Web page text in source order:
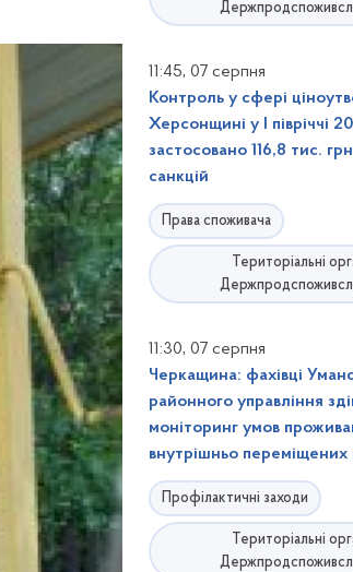
11:45, 07 серпня
Контроль у сфері
Херсонщині у І півріччі
застосовано 116,8 тис.
санкцій
Права споживача
Територіальні
11:30, 07 серпня
Черкащина: фахівці
районного управління
моніторинг умов
внутрішньо переміщених
Профілактичні заходи
Територіальні